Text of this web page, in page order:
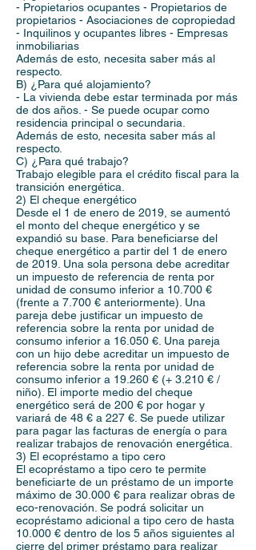
- Propietarios ocupantes - Propietarios de
propietarios - Asociaciones de copropiedad
- Inquilinos y ocupantes libres - Empresas
inmobiliarias
Además de esto, necesita saber más al
respecto.
B) ¿Para qué alojamiento?
- La vivienda debe estar terminada por más
de dos años. - Se puede ocupar como
residencia principal o secundaria.
Además de esto, necesita saber más al
respecto.
C) ¿Para qué trabajo?
Trabajo elegible para el crédito fiscal para la
transición energética.
2) El cheque energético
Desde el 1 de enero de 2019, se aumentó
el monto del cheque energético y se
expandió su base. Para beneficiarse del
cheque energético a partir del 1 de enero
de 2019. Una sola persona debe acreditar
un impuesto de referencia de renta por
unidad de consumo inferior a 10.700 €
(frente a 7.700 € anteriormente). Una
pareja debe justificar un impuesto de
referencia sobre la renta por unidad de
consumo inferior a 16.050 €. Una pareja
con un hijo debe acreditar un impuesto de
referencia sobre la renta por unidad de
consumo inferior a 19.260 € (+ 3.210 € /
niño). El importe medio del cheque
energético será de 200 € por hogar y
variará de 48 € a 227 €. Se puede utilizar
para pagar las facturas de energía o para
realizar trabajos de renovación energética.
3) El ecopréstamo a tipo cero
El ecopréstamo a tipo cero te permite
beneficiarte de un préstamo de un importe
máximo de 30.000 € para realizar obras de
eco-renovación. Se podrá solicitar un
ecopréstamo adicional a tipo cero de hasta
10.000 € dentro de los 5 años siguientes al
cierre del primer préstamo para realizar